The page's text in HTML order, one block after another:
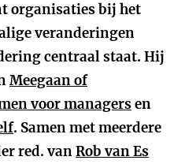
organisaties bij het
veranderingen
centraal staat. Hij
Meegaan of
voor managersen
. Samen met meerdere
red. vanRob van Es